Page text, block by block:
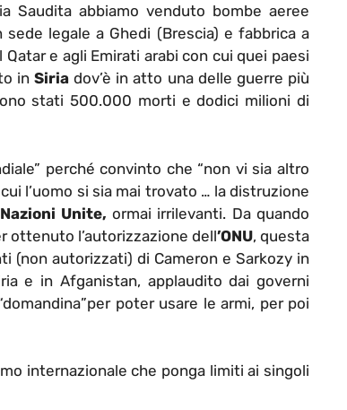
Saudita abbiamo venduto bombe aeree
sede legale a Ghedi (Brescia) e fabbrica a
e agli Emirati arabi con cui quei paesi
inSiriadov’è in atto una delle guerre più
stati 500.000 morti e dodici milioni di
perché convinto che “non vi sia altro
l’uomo si sia mai trovato … la distruzione
Nazioni Unite, ormai irrilevanti. Da quando
ottenuto l’autorizzazione dell’ONU, questa
(non autorizzati) di Cameron e Sarkozy in
e in Afganistan, applaudito dai governi
poter usare le armi, per poi
internazionale che ponga limiti ai singoli